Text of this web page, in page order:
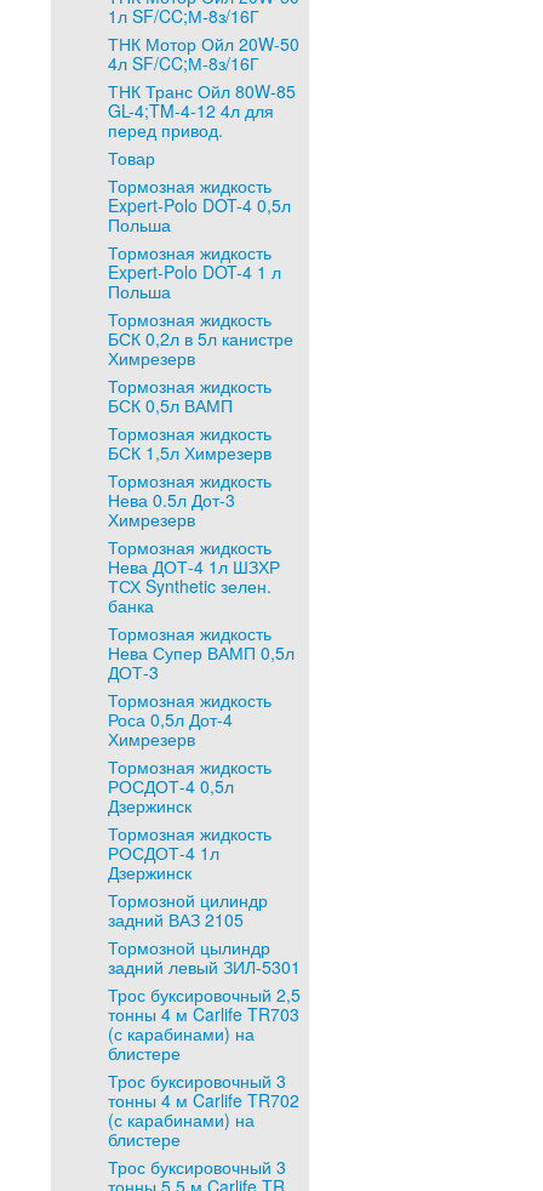
1л SF/CC;М-8з/16Г
ТНК Мотор Ойл 20W-50
4л SF/CC;М-8з/16Г
ТНК Транс Ойл 80W-85
GL-4;TM-4-12 4л для
перед привод.
Товар
Тормозная жидкость
Expert-Polo DOT-4 0,5л
Польша
Тормозная жидкость
Expert-Polo DOT-4 1 л
Польша
Тормозная жидкость
БСК 0,2л в 5л канистре
Химрезерв
Тормозная жидкость
БСК 0,5л ВАМП
Тормозная жидкость
БСК 1,5л Химрезерв
Тормозная жидкость
Нева 0.5л Дот-3
Химрезерв
Тормозная жидкость
Нева ДОТ-4 1л ШЗХР
ТСХ Synthetic зелен.
банка
Тормозная жидкость
Нева Супер ВАМП 0,5л
ДОТ-3
Тормозная жидкость
Роса 0,5л Дот-4
Химрезерв
Тормозная жидкость
РОСДОТ-4 0,5л
Дзержинск
Тормозная жидкость
РОСДОТ-4 1л
Дзержинск
Тормозной цилиндр
задний ВАЗ 2105
Тормозной цылиндр
задний левый ЗИЛ-5301
Трос буксировочный 2,5
тонны 4 м Carlife TR703
(с карабинами) на
блистере
Трос буксировочный 3
тонны 4 м Carlife TR702
(с карабинами) на
блистере
Трос буксировочный 3
тонны 5,5 м Carlife TR